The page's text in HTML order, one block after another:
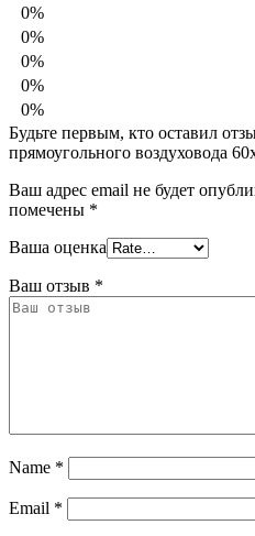
0%
0%
0%
0%
0%
Будьте первым, кто оставил
прямоугольного воздуховода
Ваш адрес email не будет
помечены *
Ваша оценка
Ваш отзыв *
Name *
Email *